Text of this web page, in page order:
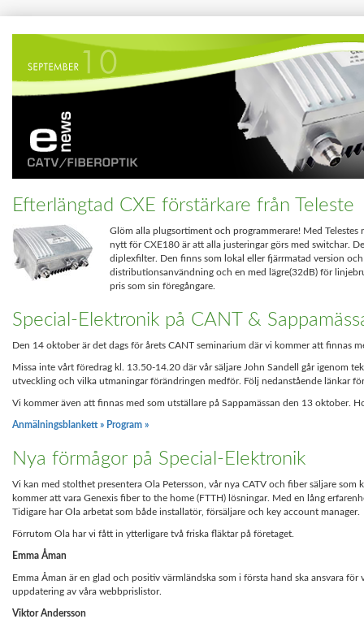
Efterlängtad CXE förstärkare från Teleste
Glöm alla plugsortiment och programmerare! Med
nytt för CXE180 är att alla justeringar görs med switchar.
diplexfilter. Den finns som lokal eller fjärrmatad version
distributionsanvändning och en med lägre(32dB) för
pris som sin föregångare.
Special-Elektronik på CANT &
Den 14 oktober är det dags för årets CANT seminarium där vi kommer att finnas
Missa inte vårt föredrag kl. 13.50-14.20 där vår säljare John Sandell går igenom
utveckling och vilka utmaningar förändringen medför. Följ nedanstående länkar
Vi kommer även att finnas med som utställare på Sappamässan den 13 oktober.
Anmälningsblankett » Program »
Nya förmågor på Special-Elektronik
Vi kan med stolthet presentera Ola Petersson, vår nya CATV och fiber säljare
kommer att vara Genexis fiber to the home (FTTH) lösningar. Med en lång
Tidigare har Ola arbetat som både installatör, försäljare och key account manager.
Förrutom Ola har vi fått in ytterligare två friska fläktar på företaget.
Emma Åman
Emma Åman är en glad och positiv värmländska som i första hand ska ansvara
uppdatering av våra webbprislistor.
Viktor Andersson